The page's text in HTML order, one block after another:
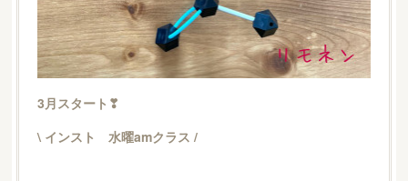
3月スタート❣︎
\ インスト 水曜amクラス /